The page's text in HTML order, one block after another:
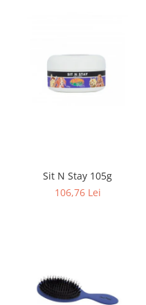
Sit N Stay 105g
106,76 Lei